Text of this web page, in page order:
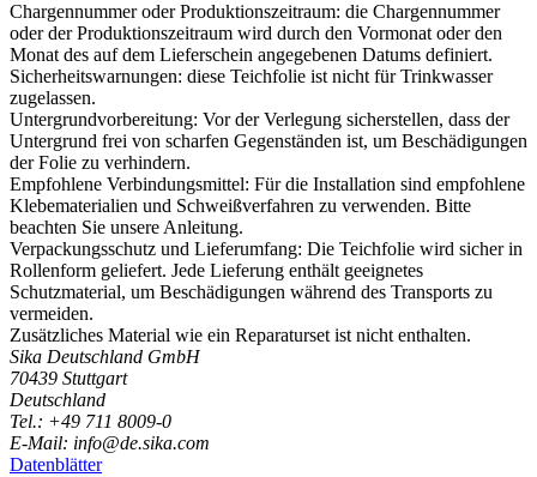
Chargennummer oder Produktionszeitraum: die Chargennummer
oder der Produktionszeitraum wird durch den Vormonat oder den
Monat des auf dem Lieferschein angegebenen Datums definiert.
Sicherheitswarnungen: diese Teichfolie ist nicht für Trinkwasser
zugelassen.
Untergrundvorbereitung: Vor der Verlegung sicherstellen, dass der
Untergrund frei von scharfen Gegenständen ist, um Beschädigungen
der Folie zu verhindern.
Empfohlene Verbindungsmittel: Für die Installation sind empfohlene
Klebematerialien und Schweißverfahren zu verwenden. Bitte
beachten Sie unsere Anleitung.
Verpackungsschutz und Lieferumfang: Die Teichfolie wird sicher in
Rollenform geliefert. Jede Lieferung enthält geeignetes
Schutzmaterial, um Beschädigungen während des Transports zu
vermeiden.
Zusätzliches Material wie ein Reparaturset ist nicht enthalten.
Sika Deutschland GmbH
70439 Stuttgart
Deutschland
Tel.: +49 711 8009-0
E-Mail: info@de.sika.com
Datenblätter